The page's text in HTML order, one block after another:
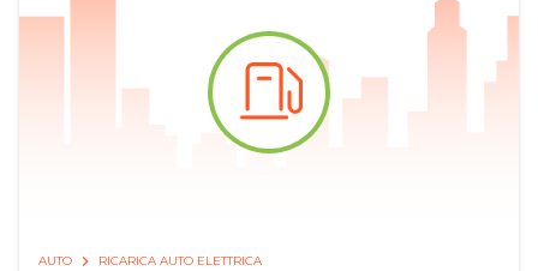
AUTO RICARICA AUTO ELETTRICA